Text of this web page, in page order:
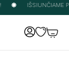
IŠSIUNČIAME